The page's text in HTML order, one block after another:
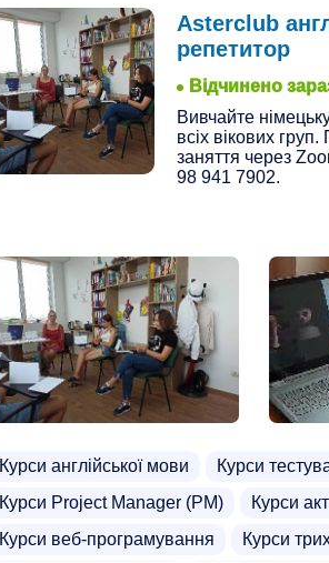
Asterclub
репетитор
Відчинено
Вивчайте
всіх вікових
заняття через
98 941 7902.
Курси англійської мови Курси
Курси Project Manager (PM)
Курси
Курси веб-програмування
Курси